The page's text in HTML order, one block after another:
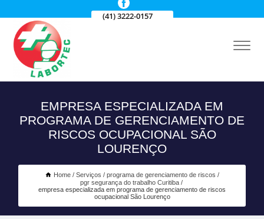
(41) 3222-0157
EMPRESA ESPECIALIZADA EM
PROGRAMA DE GERENCIAMENTO DE
RISCOS OCUPACIONAL SÃO
LOURENÇO
Home Serviços
programa de gerenciamento de riscos
pgr segurança do trabalho Curitiba
empresa especializada em programa de gerenciamento de riscos
ocupacional São Lourenço